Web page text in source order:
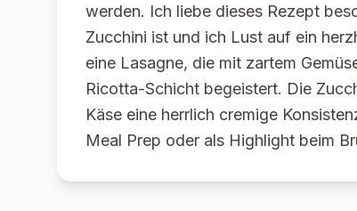
werden. Ich liebe dieses Rezept
Zucchini ist und ich Lust auf ein
eine Lasagne, die mit zartem
Ricotta-Schicht begeistert. Die
Käse eine herrlich cremige
Meal Prep oder als Highlight beim